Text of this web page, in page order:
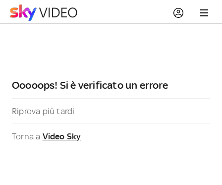
Ooooops! Si è verificato un errore
Riprova più tardi
Torna a Video Sky